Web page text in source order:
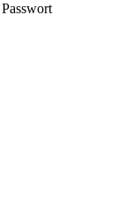
Passwort